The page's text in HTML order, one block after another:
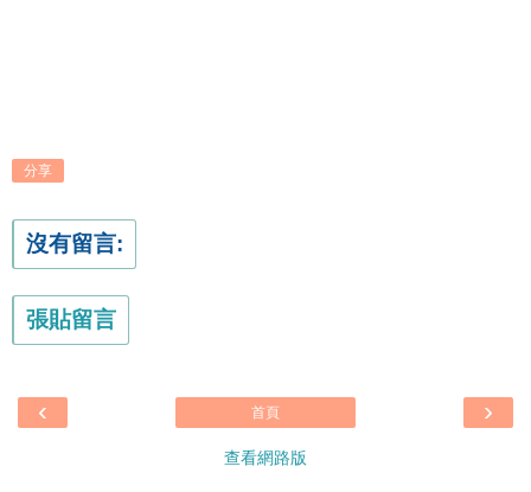
分享
沒有留言:
張貼留言
‹ ›
首頁
查看網路版